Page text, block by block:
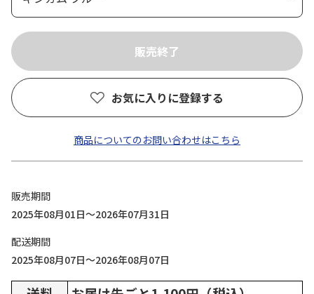
お気に入りに登録する
商品についてのお問い合わせはこちら
販売期間
2025年08月01日～2026年07月31日
配送期間
2025年08月07日～2026年08月07日